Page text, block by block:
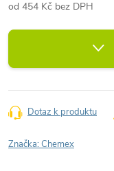
od 454 Kč bez DPH
cena:
Dotaz k produktu
Značka:Chemex